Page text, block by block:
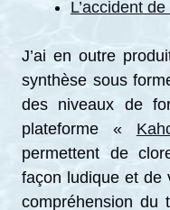
L’accident
J’ai en outre
synthèse sous
des niveaux de
plateforme «
permettent de
façon ludique et de
compréhension du